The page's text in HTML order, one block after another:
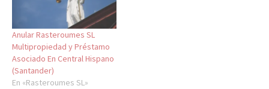
Anular Rasteroumes SL
Multipropiedad y Préstamo
Asociado En Central Hispano
(Santander)
En «Rasteroumes SL»